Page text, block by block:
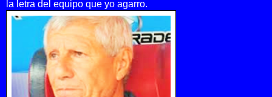
la letra del equipo que yo agarro.